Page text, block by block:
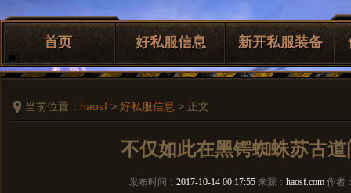
首页 好私服信息 新开私服装备
当前位置： haosf > 好私服信息 > 正文
不仅如此在黑锷蜘蛛苏古道
发布时间： 2017-10-14 00:17:55 来源： haosf.com 作者